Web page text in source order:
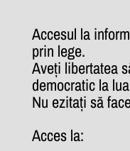
Accesul la
prin lege.
Aveți libertatea
democratic la
Nu ezitați să
Acces la: